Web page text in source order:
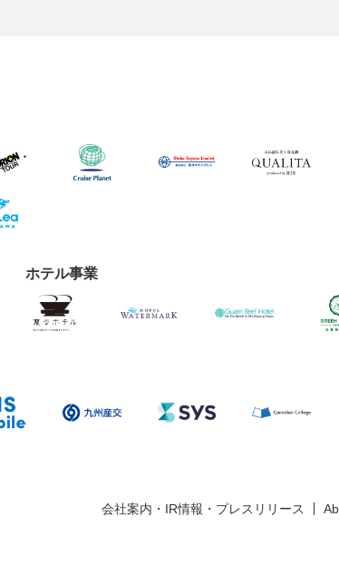
ホテル事業
会社案内・IR情報・プレスリリース